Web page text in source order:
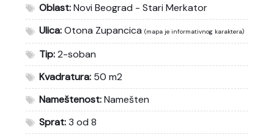
Oblast:Novi Beograd - Stari Merkator
Ulica:Otona Zupancica (mapa je informativnog karaktera)
Tip:2-soban
Kvadratura: 50 m2
Nameštenost:Namešten
Sprat:3 od 8